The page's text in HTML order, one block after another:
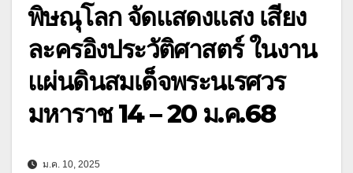
พิษณุโลก จัดแสดงแสง เสียง
ละครอิงประวัติศาสตร์ ในงาน
แผ่นดินสมเด็จพระนเรศวร
มหาราช 14 – 20 ม.ค.68
ม.ค. 10, 2025